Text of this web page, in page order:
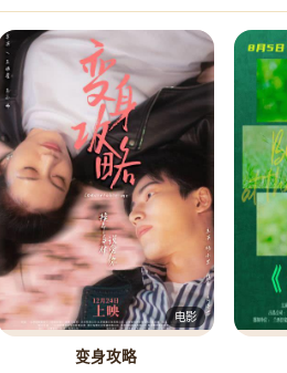
电影
变身攻略